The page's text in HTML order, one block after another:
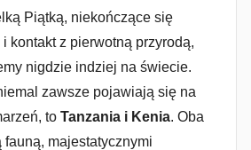
Piątką, niekończące się
kontakt z pierwotną przyrodą,
nigdzie indziej na świecie.
zawsze pojawiają się na
to Tanzania i Kenia. Oba
majestatycznymi